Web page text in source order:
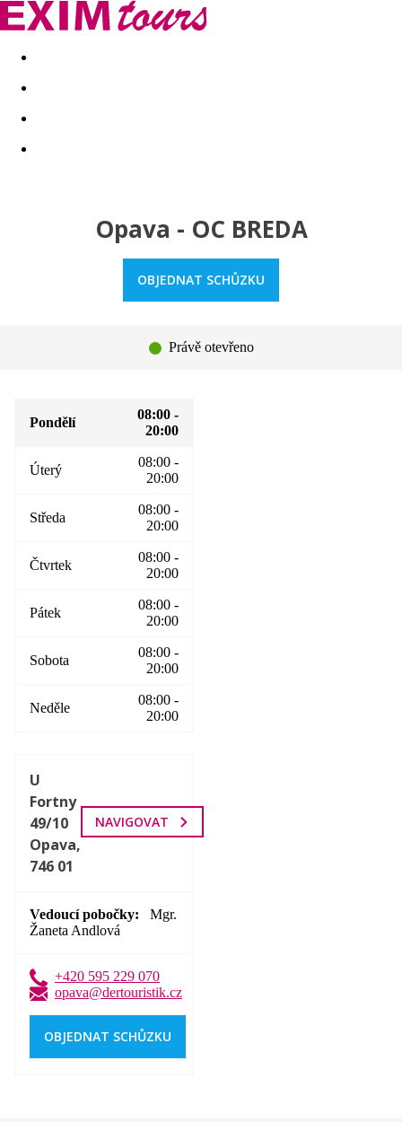
Akční nabídky Last minute
Opava - OC BREDA
OBJEDNAT SCHŮZKU
Právě otevřeno
Pondělí
08:00 -
20:00
Úterý
08:00 -
20:00
Středa
08:00 -
20:00
Čtvrtek
08:00 -
20:00
Pátek
08:00 -
20:00
Sobota
08:00 -
20:00
Neděle
08:00 -
20:00
U
Fortny
49/10
Opava,
746 01
NAVIGOVAT
Vedoucí pobočky
Mgr.
Žaneta Andlová
+420 595 229 070
opava@dertouristik.cz
OBJEDNAT SCHŮZKU